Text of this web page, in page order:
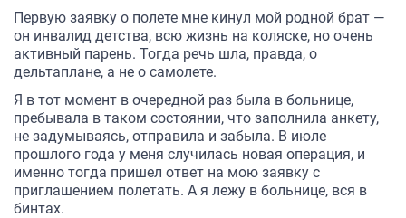
Первую заявку о полете мне кинул мой родной брат —
он инвалид детства, всю жизнь на коляске, но очень
активный парень. Тогда речь шла, правда, о
дельтаплане, а не о самолете.
Я в тот момент в очередной раз была в больнице,
пребывала в таком состоянии, что заполнила анкету,
не задумываясь, отправила и забыла. В июле
прошлого года у меня случилась новая операция, и
именно тогда пришел ответ на мою заявку с
приглашением полетать. А я лежу в больнице, вся в
бинтах.